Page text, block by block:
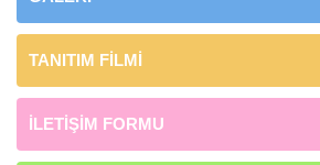
TANITIM FİLMİ
İLETİŞİM FORMU